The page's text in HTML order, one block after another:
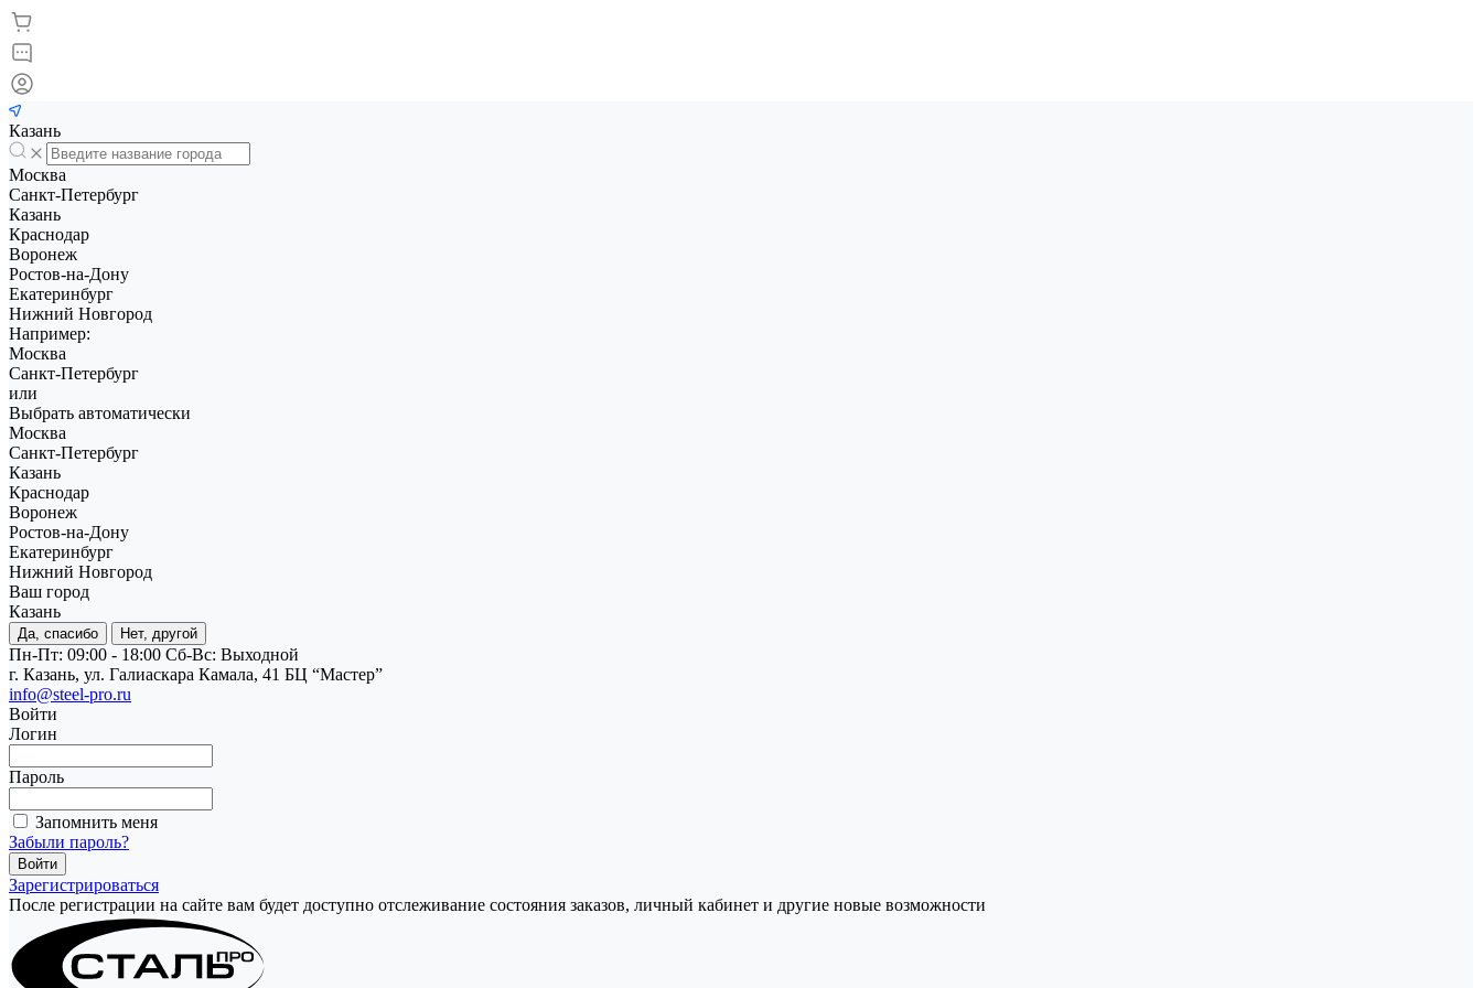
Казань
Москва
Санкт-Петербург
Казань
Краснодар
Воронеж
Ростов-на-Дону
Екатеринбург
Нижний Новгород
Например:
Москва
Санкт-Петербург
или
Выбрать автоматически
Москва
Санкт-Петербург
Казань
Краснодар
Воронеж
Ростов-на-Дону
Екатеринбург
Нижний Новгород
Ваш город
Казань
Да, спасибо Нет, другой
Пн-Пт: 09:00 - 18:00 Cб-Вс: Выходной
г. Казань, ул. Галиаскара Камала, 41 БЦ “Мастер”
info@steel-pro.ru
Войти
Логин
Пароль
Запомнить меня
Забыли пароль?
Зарегистрироваться
После регистрации на сайте вам будет доступно отслеживание состояния заказов, личный кабинет и другие новые возможности